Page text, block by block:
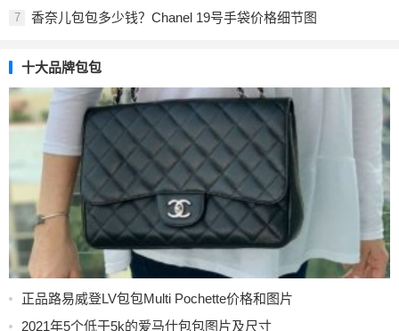
7 香奈儿包包多少钱？Chanel 19号手袋价格细节图
十大品牌包包
正品路易威登LV包包Multi Pochette价格和图片
2021年5个低于5k的爱马仕包包图片及尺寸